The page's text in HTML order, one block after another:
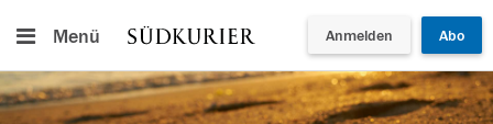
Menü Anmelden Abo